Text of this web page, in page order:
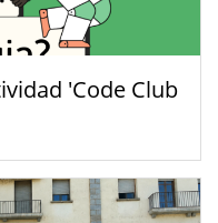
'Code Club